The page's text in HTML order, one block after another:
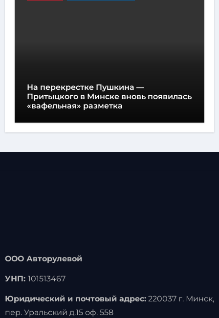
На перекрестке Пушкина —
Притыцкого в Минске вновь появилась
«вафельная» разметка
ООО Авторулевой
УНП: 101513467
Юридический и почтовый адрес:220037 г. Минск,
пер. Уральский д.15 оф. 558